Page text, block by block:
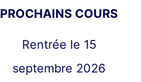
PROCHAINS COURS
Rentrée le 15
septembre 2026